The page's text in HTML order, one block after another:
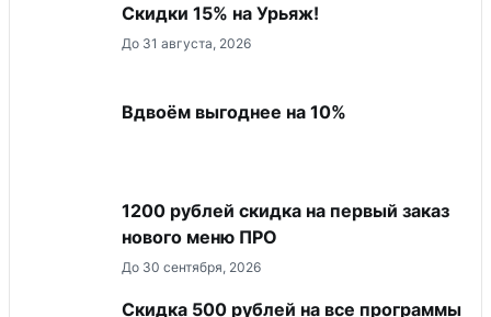
Скидки 15% на Урьяж!
До 31 августа, 2026
Вдвоём выгоднее на 10%
​1200 рублей скидка на первый заказ
нового меню ПРО
До 30 сентября, 2026
Скидка 500 рублей на все программы